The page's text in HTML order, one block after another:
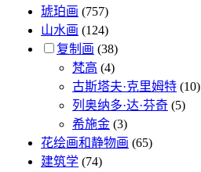
琥珀画 (757)
山水画 (124)
复制画 (38)
梵高 (4)
古斯塔夫·克里姆特 (10)
列奥纳多·达·芬奇 (5)
希施金 (3)
花绘画和静物画 (65)
建筑学 (74)